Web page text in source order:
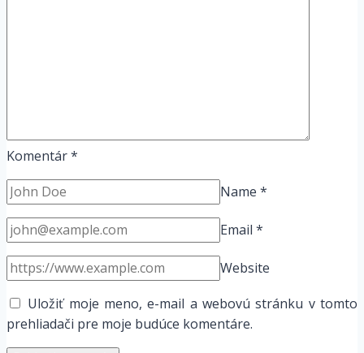
Komentár*
Name *
Email *
Website
Uložiť moje meno, e-mail a webovú stránku v tomto
prehliadači pre moje budúce komentáre.